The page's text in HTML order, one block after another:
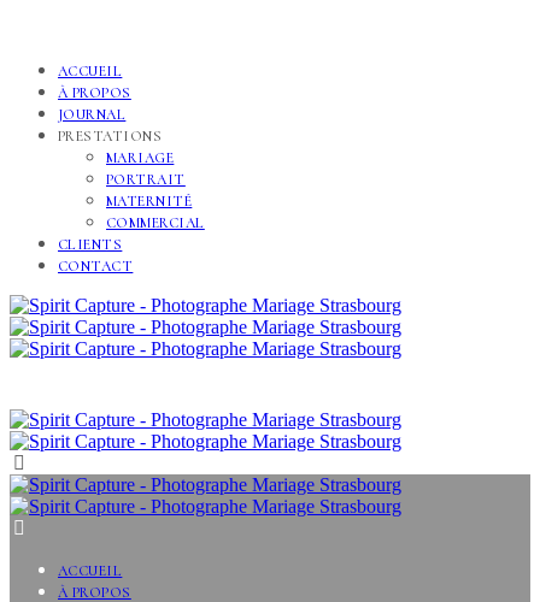
ACCUEIL
À PROPOS
JOURNAL
PRESTATIONS
MARIAGE
PORTRAIT
MATERNITÉ
COMMERCIAL
CLIENTS
CONTACT
ACCUEIL
À PROPOS